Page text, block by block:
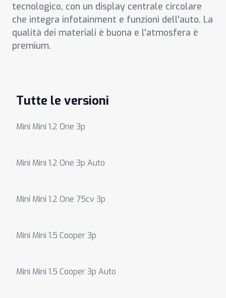
tecnologico, con un display centrale circolare
che integra infotainment e funzioni dell'auto. La
qualità dei materiali è buona e l'atmosfera è
premium.
Tutte le versioni
Mini Mini 1.2 One 3p
Mini Mini 1.2 One 3p Auto
Mini Mini 1.2 One 75cv 3p
Mini Mini 1.5 Cooper 3p
Mini Mini 1.5 Cooper 3p Auto